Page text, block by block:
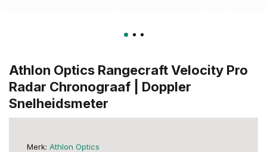
Athlon Optics Rangecraft Velocity Pro
Radar Chronograaf | Doppler
Snelheidsmeter
Merk: Athlon Optics